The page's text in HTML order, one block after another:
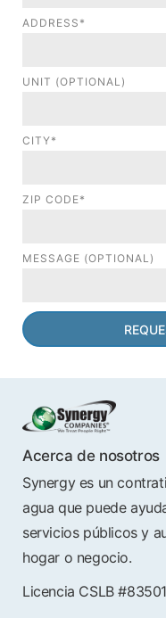
ADDRESS*
UNIT (OPTIONAL)
CITY*
ZIP CODE*
MESSAGE (OPTIONAL)
Acerca de nosotros
Synergy es un
agua que puede
servicios públicos y
hogar o negocio.
Licencia CSLB